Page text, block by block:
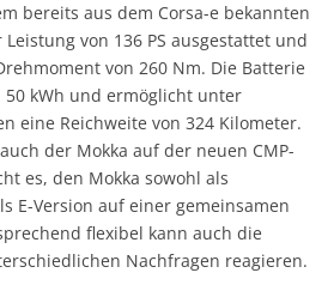
bereits aus dem Corsa-e bekannten
von 136 PS ausgestattet und
von 260 Nm. Die Batterie
50 kWh und ermöglicht unter
eine Reichweite von 324 Kilometer.
der Mokka auf der neuen CMP-
es, den Mokka sowohl als
E-Version auf einer gemeinsamen
flexibel kann auch die
Nachfragen reagieren.